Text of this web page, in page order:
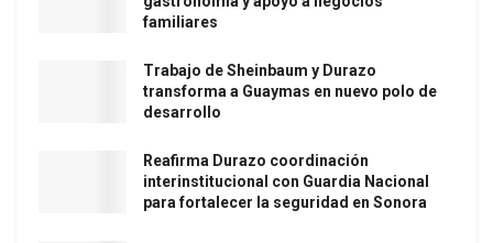
familiares
Trabajo de Sheinbaum y Durazo
transforma a Guaymas en nuevo polo de
desarrollo
Reafirma Durazo coordinación
interinstitucional con Guardia Nacional
para fortalecer la seguridad en Sonora